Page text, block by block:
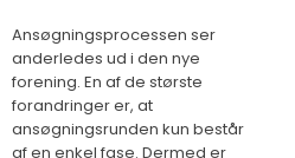
Ansøgningsprocessen ser
anderledes ud i den nye
forening. En af de største
forandringer er, at
ansøgningsrunden kun består
af en enkel fase. Dermed er